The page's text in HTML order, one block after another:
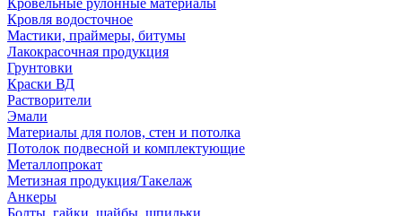
Кровельные рулонные материалы
Кровля водосточное
Мастики, праймеры, битумы
Лакокрасочная продукция
Грунтовки
Краски ВД
Растворители
Эмали
Материалы для полов, стен и потолка
Потолок подвесной и комплектующие
Металлопрокат
Метизная продукция/Такелаж
Анкеры
Болты, гайки, шайбы, шпильки